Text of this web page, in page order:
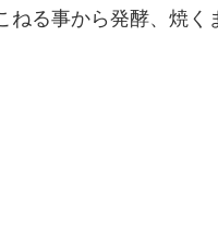
ねる事から発酵、焼